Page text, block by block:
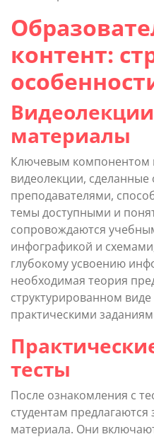
контент:
материалы
Ключевым компонентом
видеолекции,
преподавателями,
темы доступными и
сопровождаются
инфографикой и
глубокому усвоению
необходимая теория
структурированном
практическими
тесты
После ознакомления с
студентам
материала. Они